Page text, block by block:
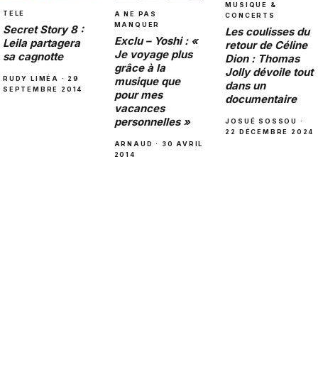
TELE
Secret Story 8 :
Leila partagera
sa cagnotte
RUDY LIMÉA · 29
SEPTEMBRE 2014
A NE PAS
MANQUER
Exclu – Yoshi : «
Je voyage plus
grâce à la
musique que
pour mes
vacances
personnelles »
ARNAUD · 30 AVRIL
2014
MUSIQUE &
CONCERTS
Les coulisses du
retour de Céline
Dion : Thomas
Jolly dévoile tout
dans un
documentaire
JOSUÉ SOSSOU ·
22 DÉCEMBRE 2024